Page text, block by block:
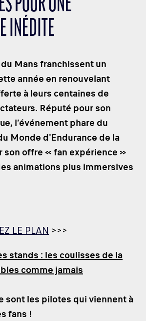
CLASSES
& RECORDS
DEVELOPMENT
SEA BY DHL
PARTNERS
NEWSLETTER
POUR UNE
INÉDITE
Mans franchissent un
année en renouvelant
à leurs centaines de
Réputé pour son
l’événement phare du
Monde d'Endurance de la
son offre « fan expérience »
animations plus immersives
LE PLAN >>>
stands : les coulisses de la
comme jamais
sont les pilotes qui viennent à
fans !